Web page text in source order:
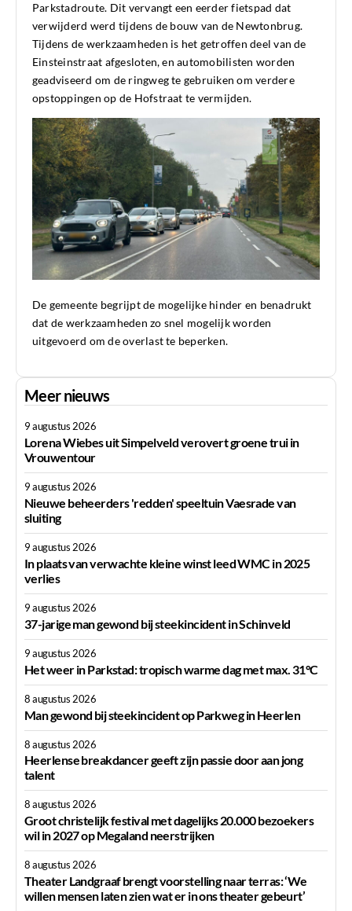
Parkstadroute. Dit vervangt een eerder fietspad dat
verwijderd werd tijdens de bouw van de Newtonbrug.
Tijdens de werkzaamheden is het getroffen deel van de
Einsteinstraat afgesloten, en automobilisten worden
geadviseerd om de ringweg te gebruiken om verdere
opstoppingen op de Hofstraat te vermijden.
De gemeente begrijpt de mogelijke hinder en benadrukt
dat de werkzaamheden zo snel mogelijk worden
uitgevoerd om de overlast te beperken.
Meer nieuws
9 augustus 2026
Lorena Wiebes uit Simpelveld verovert groene trui in
Vrouwentour
9 augustus 2026
Nieuwe beheerders 'redden' speeltuin Vaesrade van
sluiting
9 augustus 2026
In plaats van verwachte kleine winst leed WMC in 2025
verlies
9 augustus 2026
37-jarige man gewond bij steekincident in Schinveld
9 augustus 2026
Het weer in Parkstad: tropisch warme dag met max. 31°C
8 augustus 2026
Man gewond bij steekincident op Parkweg in Heerlen
8 augustus 2026
Heerlense breakdancer geeft zijn passie door aan jong
talent
8 augustus 2026
Groot christelijk festival met dagelijks 20.000 bezoekers
wil in 2027 op Megaland neerstrijken
8 augustus 2026
Theater Landgraaf brengt voorstelling naar terras: ‘We
willen mensen laten zien wat er in ons theater gebeurt’